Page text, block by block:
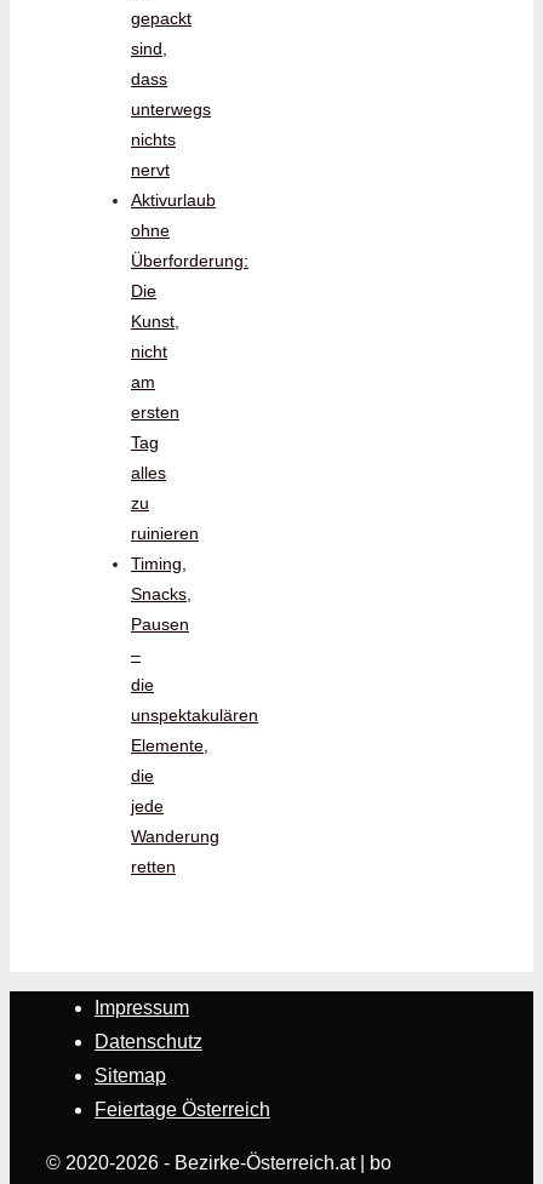
gepackt
sind,
dass
unterwegs
nichts
nervt
Aktivurlaub
ohne
Überforderung:
Die
Kunst,
nicht
am
ersten
Tag
alles
zu
ruinieren
Timing,
Snacks,
Pausen
–
die
unspektakulären
Elemente,
die
jede
Wanderung
retten
Impressum
Datenschutz
Sitemap
Feiertage Österreich
© 2020-2026 - Bezirke-Österreich.at | bo